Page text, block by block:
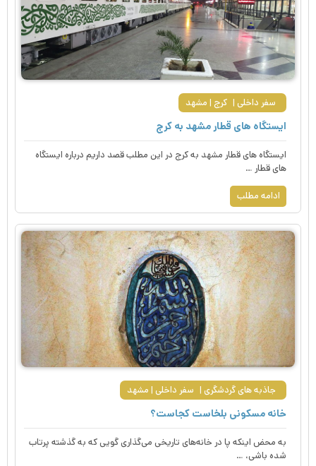
سفر داخلی کرج مشهد
ایستگاه های قطار مشهد به کرج
ایستگاه های قطار مشهد به کرج در این مطلب قصد داریم درباره ایستگاه
های قطار …
ادامه مطلب
جاذبه های گردشگری سفر داخلی مشهد
خانه مسکونی بلخاست کجاست؟
به محض اینکه پا در خانه‌های تاریخی می‌گذاری گویی که به گذشته پرتاب
شده باشی، …